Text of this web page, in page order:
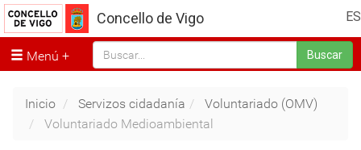
ES
Concello de Vigo
Menú Buscar
Inicio Servizos cidadanía
Voluntariado (OMV)
Voluntariado Medioambiental